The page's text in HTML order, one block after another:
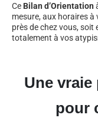
Ce Bilan d’Orientation
mesure, aux horaires
près de chez vous,
totalement à vos
Une
pour